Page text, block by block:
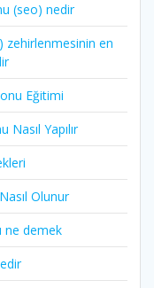
(seo) nedir
en
Eğitimi
Yapılır
Olunur
ne demek